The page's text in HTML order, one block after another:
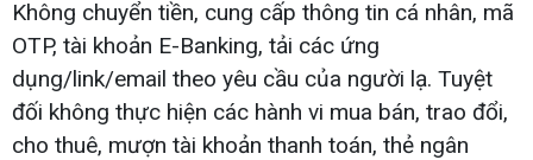
Không chuyển tiền, cung cấp thông tin cá nhân, mã
OTP, tài khoản E-Banking, tải các ứng
dụng/link/email theo yêu cầu của người lạ. Tuyệt
đối không thực hiện các hành vi mua bán, trao đổi,
cho thuê, mượn tài khoản thanh toán, thẻ ngân